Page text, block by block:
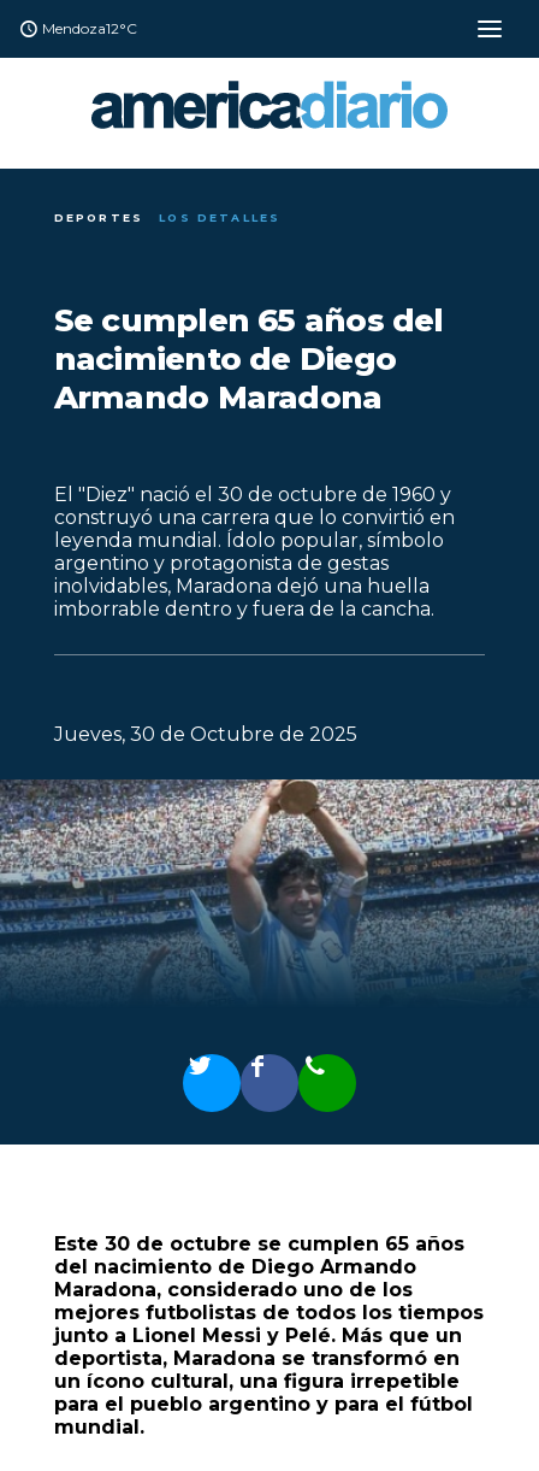
Mendoza12°C
DEPORTES LOS DETALLES
Se cumplen 65 años del
nacimiento de Diego
Armando Maradona
El "Diez" nació el 30 de octubre de 1960 y
construyó una carrera que lo convirtió en
leyenda mundial. Ídolo popular, símbolo
argentino y protagonista de gestas
inolvidables, Maradona dejó una huella
imborrable dentro y fuera de la cancha.
Jueves, 30 de Octubre de 2025
Este 30 de octubre se cumplen 65 años
del nacimiento de Diego Armando
Maradona, considerado uno de los
mejores futbolistas de todos los tiempos
junto a Lionel Messi y Pelé. Más que un
deportista, Maradona se transformó en
un ícono cultural, una figura irrepetible
para el pueblo argentino y para el fútbol
mundial.